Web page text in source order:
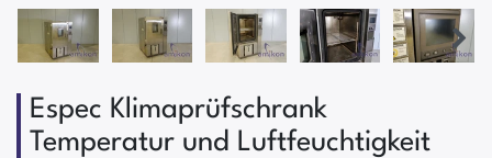
Espec Klimaprüfschrank
Temperatur und Luftfeuchtigkeit